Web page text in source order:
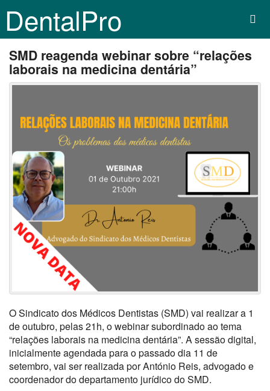
DentalPro
SMD reagenda webinar sobre “relações
laborais na medicina dentária”
O Sindicato dos Médicos Dentistas (SMD) vai realizar a 1
de outubro, pelas 21h, o webinar subordinado ao tema
“relações laborais na medicina dentária”. A sessão digital,
inicialmente agendada para o passado dia 11 de
setembro, vai ser realizada por António Reis, advogado e
coordenador do departamento jurídico do SMD.